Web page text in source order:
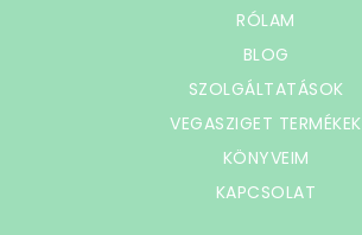
RÓLAM
BLOG
SZOLGÁLTATÁSOK
VEGASZIGET TERMÉKEK
KÖNYVEIM
KAPCSOLAT